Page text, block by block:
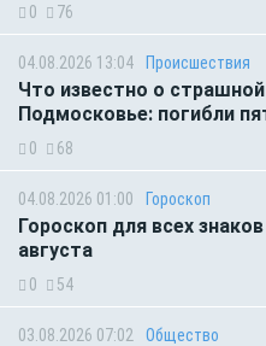
0 76
04.08.2026 13:04 Происшествия
Что известно о
Подмосковье: погибли
0 68
04.08.2026 01:00 Гороскоп
Гороскоп для всех
августа
0 54
03.08.2026 07:02 Общество